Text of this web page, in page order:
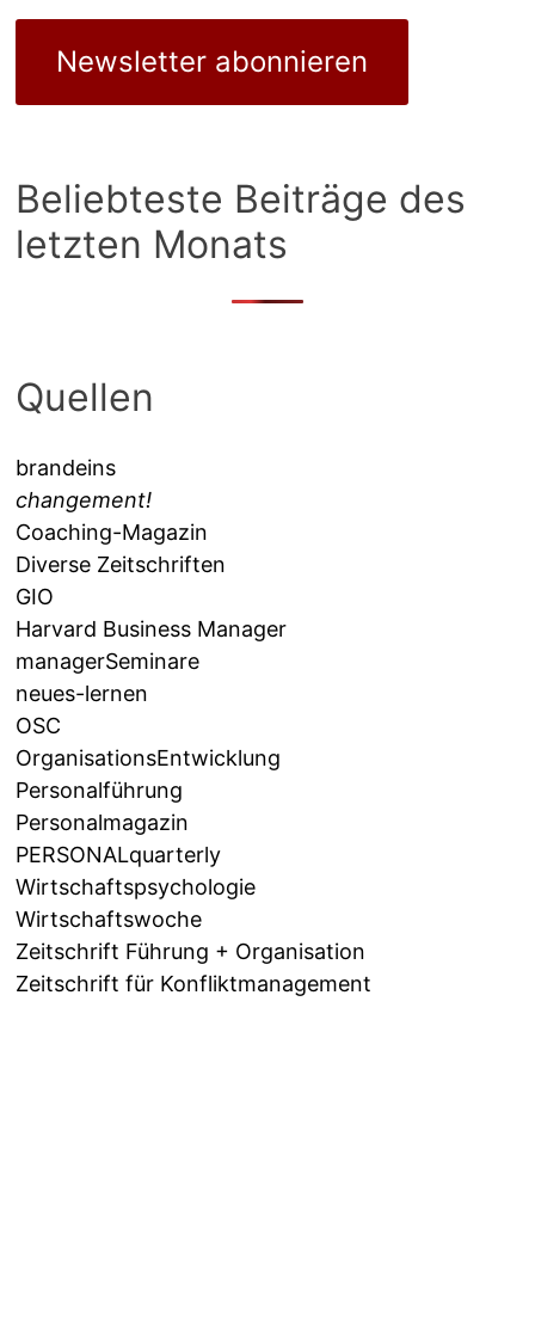
Newsletter abonnieren
Beliebteste Beiträge des
letzten Monats
Quellen
brandeins
changement!
Coaching-Magazin
Diverse Zeitschriften
GIO
Harvard Business Manager
managerSeminare
neues-lernen
OSC
OrganisationsEntwicklung
Personalführung
Personalmagazin
PERSONALquarterly
Wirtschaftspsychologie
Wirtschaftswoche
Zeitschrift Führung + Organisation
Zeitschrift für Konfliktmanagement